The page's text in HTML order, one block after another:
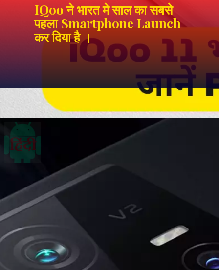
IQoo ने भारत मे साल का सबसे
पहला Smartphone Launch
कर दिया है ।